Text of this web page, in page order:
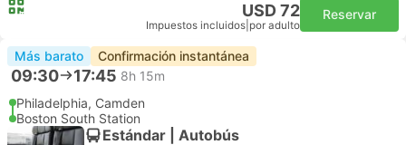
USD 72
Impuestos incluidos por adulto
Reservar
Más barato Confirmación instantánea
09:30 17:45 8h 15m
Philadelphia, Camden
Boston South Station
Estándar | Autobús